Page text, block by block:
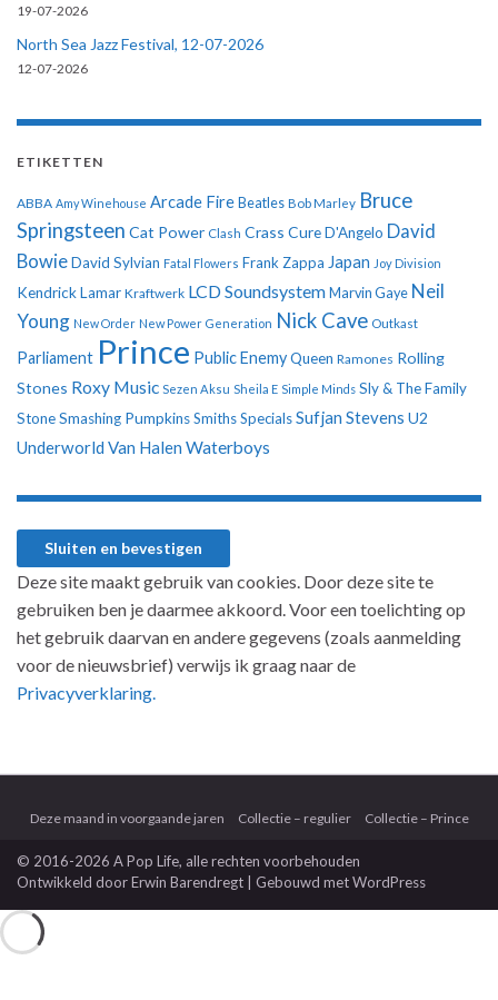
19-07-2026
North Sea Jazz Festival, 12-07-2026
12-07-2026
ETIKETTEN
ABBA Amy Winehouse Arcade Fire Beatles Bob Marley Bruce
Springsteen Cat Power Clash Crass CureD'Angelo David
BowieDavid Sylvian Fatal Flowers Frank Zappa Japan Joy Division
Kendrick Lamar Kraftwerk LCD Soundsystem Marvin Gaye Neil
Young New Order New Power Generation Nick Cave Outkast
Parliament Prince Public EnemyQueen Ramones Rolling
Stones Roxy Music Sezen Aksu Sheila E Simple Minds Sly & The Family
StoneSmashing PumpkinsSmithsSpecialsSufjan Stevens U2
Underworld Van Halen Waterboys
Deze site maakt gebruik van cookies. Door deze site te
gebruiken ben je daarmee akkoord. Voor een toelichting op
het gebruik daarvan en andere gegevens (zoals aanmelding
voor de nieuwsbrief) verwijs ik graag naar de
Privacyverklaring.
Deze maand in voorgaande jaren Collectie – regulier Collectie – Prince
© 2016-2026 A Pop Life, alle rechten voorbehouden
Ontwikkeld doorErwin Barendregt | Gebouwd metWordPress